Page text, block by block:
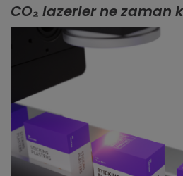
CO₂ lazerler ne zaman